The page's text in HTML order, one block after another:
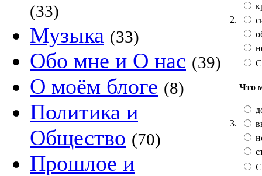
(33)
Музыка (33)
Обо мне и О нас (39)
О моём блоге (8)
Политика и
Общество (70)
Прошлое и
2.
3.
Что